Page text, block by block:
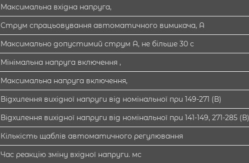
Максимальна вхідна напруга,
Струм спрацьовування автоматичного вимикача, А
Максимально допустимий струм А, не більше 30 с
Мінімальна напруга включення ,
Максимальна напруга включення,
Відхилення вихідної напруги від номінальної при 149-271 (В)
Відхилення вихідної напруги від номінальної при 141-149, 271-285 (В)
Кількість щаблів автоматичного регулювання
Час реакцію зміну вхідної напруги. мс